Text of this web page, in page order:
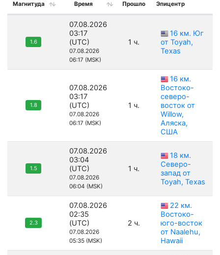
Магнитуда Время Прошло Эпицентр
1.6
07.08.2026
03:17
(UTC)
07.08.2026
06:17 (MSK)
1 ч.
16 км. Юг
от Toyah,
Texas
1.8
07.08.2026
03:17
(UTC)
07.08.2026
06:17 (MSK)
1 ч.
16 км.
Востоко-
северо-
восток от
Willow,
Аляска,
США
1.5
07.08.2026
03:04
(UTC)
07.08.2026
06:04 (MSK)
1 ч.
18 км.
Северо-
запад от
Toyah, Texas
2.3
07.08.2026
02:35
(UTC)
07.08.2026
05:35 (MSK)
2 ч.
22 км.
Востоко-
юго-восток
от Naalehu,
Hawaii